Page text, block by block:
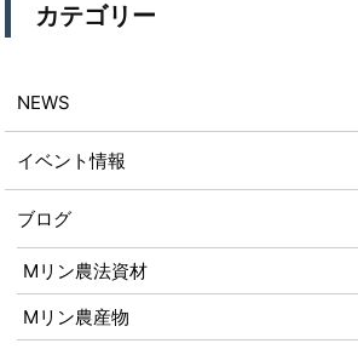
カテゴリー
NEWS
イベント情報
ブログ
Mリン農法資材
Mリン農産物